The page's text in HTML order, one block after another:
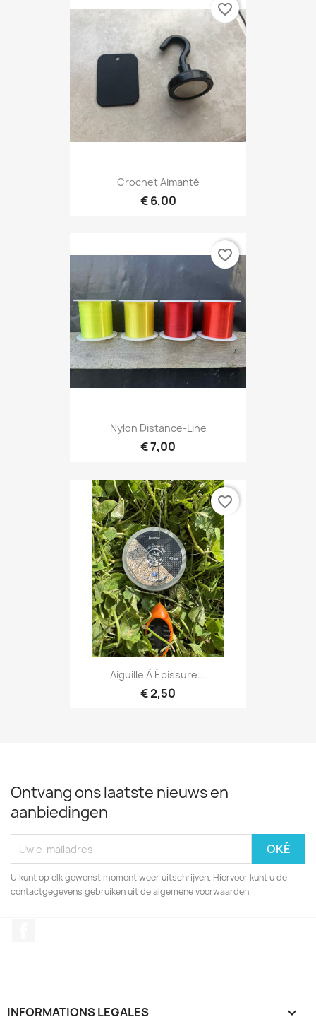
Crochet Aimanté
€ 6,00
favorite_border
Nylon Distance-Line
€ 7,00
favorite_border
Aiguille À Épissure...
€ 2,50
favorite_border
Ontvang ons laatste nieuws en
aanbiedingen
U kunt op elk gewenst moment weer uitschrijven. Hiervoor kunt u de
contactgegevens gebruiken uit de algemene voorwaarden.
INFORMATIONS LEGALES 